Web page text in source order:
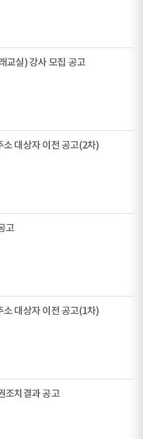
교실) 강사 모집 공고
대상자 이전 공고(2차)
고
대상자 이전 공고(1차)
조치결과 공고